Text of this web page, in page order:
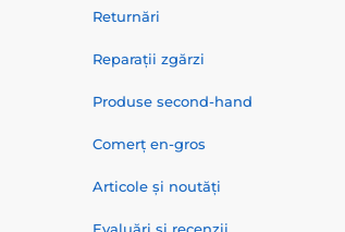
Returnări
Reparații zgărzi
Produse second-hand
Comerț en-gros
Articole și noutăți
Evaluări și recenzii